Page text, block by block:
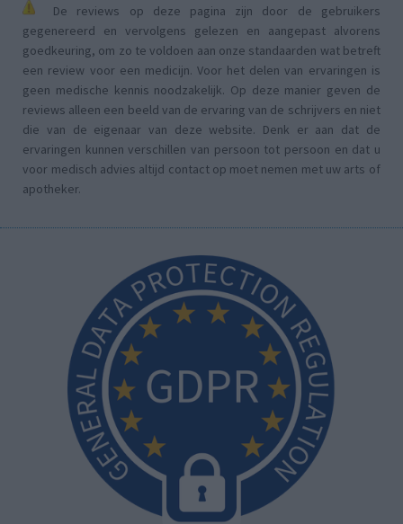
De reviews op deze pagina zijn door de gebruikers
gegenereerd en vervolgens gelezen en aangepast alvorens
goedkeuring, om zo te voldoen aan onze standaarden wat betreft
een review voor een medicijn. Voor het delen van ervaringen is
geen medische kennis noodzakelijk. Op deze manier geven de
reviews alleen een beeld van de ervaring van de schrijvers en niet
die van de eigenaar van deze website. Denk er aan dat de
ervaringen kunnen verschillen van persoon tot persoon en dat u
voor medisch advies altijd contact op moet nemen met uw arts of
apotheker.